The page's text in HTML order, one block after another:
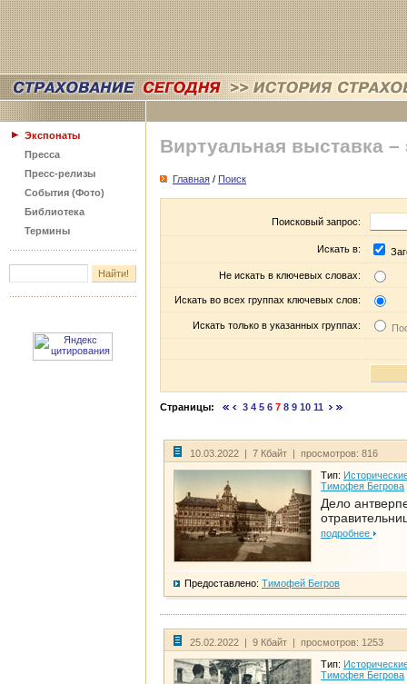
Экспонаты
Пресса
Пресс-релизы
События (Фото)
Библиотека
Термины
Виртуальная выставка –
Главная / Поиск
Поисковый запрос:
Искать в:
Не искать в ключевых словах:
Искать во всех группах ключевых слов:
Искать только в указанных группах:
Страницы: 3 4 5 6 7 8 9 10 11
10.03.2022 | 7 Кбайт | просмотров: 816
Тип:
Тимофея Бегрова
Дело
подробнее
Предоставлено: Тимофей Бегров
25.02.2022 | 9 Кбайт | просмотров: 1253
Тип:
Тимофея Бегрова